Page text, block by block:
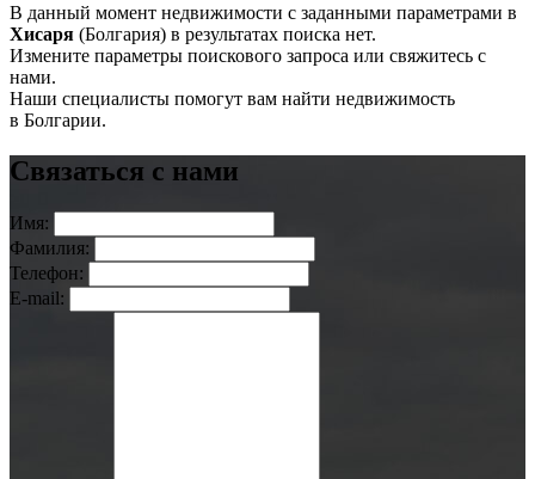
В данный момент недвижимости с заданными параметрами в
Хисаря (Болгария) в результатах поиска нет.
Измените параметры поискового запроса или свяжитесь с
нами.
Наши специалисты помогут вам найти недвижимость
в Болгарии.
Связаться с нами
Имя:
Фамилия:
Телефон:
E-mail: